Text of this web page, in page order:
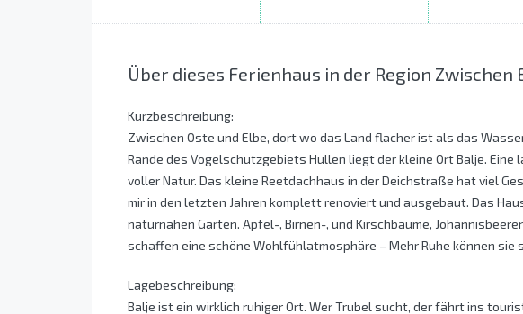
Über dieses Ferienhaus in der Region Zwischen
Kurzbeschreibung:
Zwischen Oste und Elbe, dort wo das Land flacher ist als das
Rande des Vogelschutzgebiets Hullen liegt der kleine Ort Balje.
voller Natur. Das kleine Reetdachhaus in der Deichstraße hat viel
mir in den letzten Jahren komplett renoviert und ausgebaut. Das
naturnahen Garten. Apfel-, Birnen-, und Kirschbäume,
schaffen eine schöne Wohlfühlatmosphäre – Mehr Ruhe können sie
Lagebeschreibung:
Balje ist ein wirklich ruhiger Ort. Wer Trubel sucht, der fährt ins